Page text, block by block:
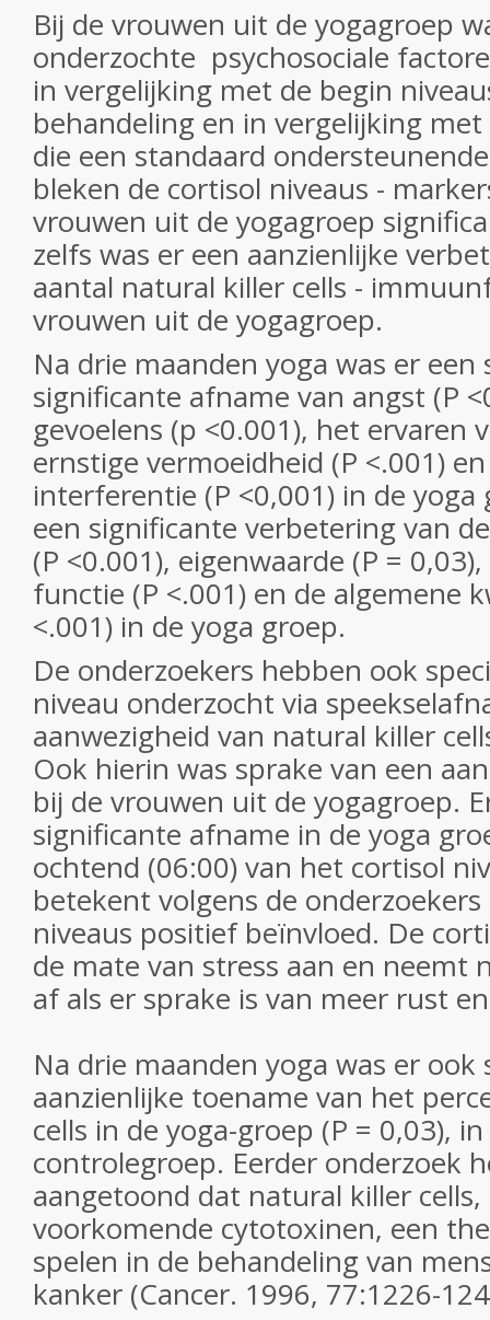
Bij de vrouwen uit de yogagroep
onderzochte psychosociale
in vergelijking met de begin
behandeling en in vergelijking
die een standaard
bleken de cortisol niveaus -
vrouwen uit de yogagroep
zelfs was er een aanzienlijke
aantal natural killer cells -
vrouwen uit de yogagroep.
Na drie maanden yoga was er een
significante afname van angst (P
gevoelens (p <0.001), het ervaren
ernstige vermoeidheid (P <.001)
interferentie (P <0,001) in de yoga
een significante verbetering van
(P <0.001), eigenwaarde (P =
functie (P <.001) en de algemene
<.001) in de yoga groep.
De onderzoekers hebben ook
niveau onderzocht via
aanwezigheid van natural killer
Ook hierin was sprake van een
bij de vrouwen uit de yogagroep.
significante afname in de yoga
ochtend (06:00) van het cortisol
betekent volgens de
niveaus positief beïnvloed. De
de mate van stress aan en neemt
af als er sprake is van meer rust
Na drie maanden yoga was er ook
aanzienlijke toename van het
cells in de yoga-groep (P = 0,03),
controlegroep. Eerder onderzoek
aangetoond dat natural killer
voorkomende cytotoxinen, een
spelen in de behandeling van
kanker (Cancer. 1996, 77:1226-